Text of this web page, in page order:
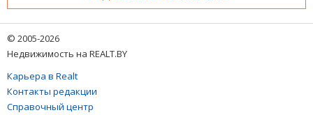
© 2005-2026
Недвижимость на REALT.BY
Карьера в Realt
Контакты редакции
Справочный центр